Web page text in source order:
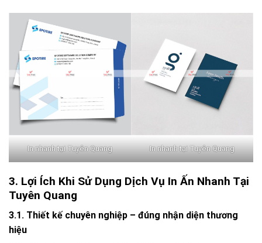
In nhanh tại Tuyên Quang In nhanh tại Tuyên Quang
3. Lợi Ích Khi Sử Dụng Dịch Vụ In Ấn Nhanh Tại
Tuyên Quang
3.1. Thiết kế chuyên nghiệp – đúng nhận diện thương
hiệu